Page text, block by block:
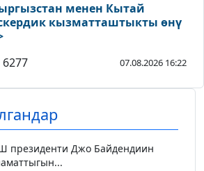
менен Кытай
кызматташтыкты өнү
6277
07.08.2026 16:22
президенти Джо Байдендиин